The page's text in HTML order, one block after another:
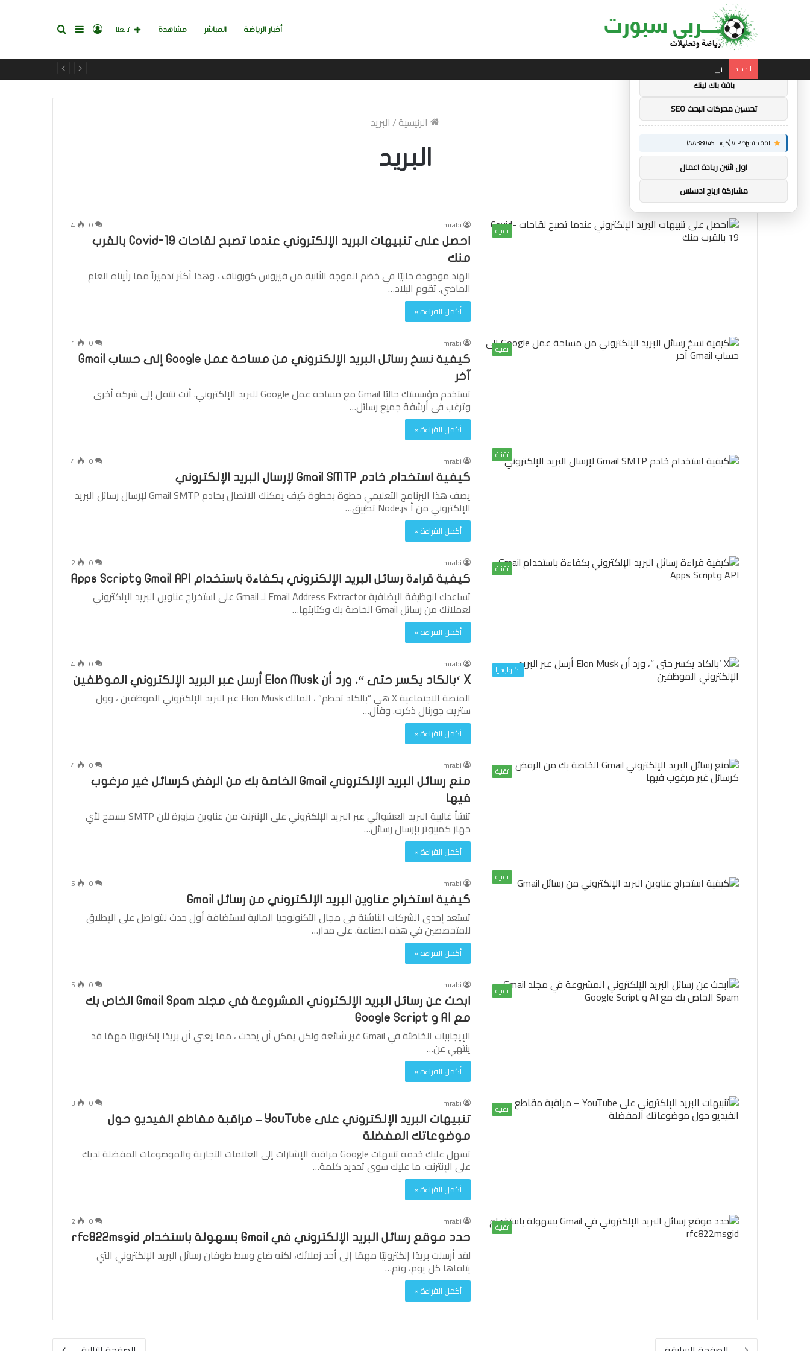
أخبار الرياضة المباشر مشاهدة بحثإضافةتسجيل تابعنا
الجديد ساندرو تونالي: أقنعه مدرب توتنهام روبرتو دي زيربي بسرعة بالتوقيع
الرئيسية/البريد
البريد
تقنية mrabi
0
4
احصل على تنبيهات البريد الإلكتروني عندما تصبح لقاحات Covid-19 بالقرب
منك
الهند موجودة حاليًا في خضم الموجة الثانية من فيروس كوروناف ، وهذا أكثر تدميراً مما رأيناه العام
الماضي. تقوم البلاد…
أكمل القراءة »
تقنية mrabi
0
1
كيفية نسخ رسائل البريد الإلكتروني من مساحة عمل Google إلى حساب Gmail
آخر
تستخدم مؤسستك حاليًا Gmail مع مساحة عمل Google للبريد الإلكتروني. أنت تنتقل إلى شركة أخرى
وترغب في أرشفة جميع رسائل…
أكمل القراءة »
تقنية mrabi
0
4
كيفية استخدام خادم Gmail SMTP لإرسال البريد الإلكتروني
يصف هذا البرنامج التعليمي خطوة بخطوة كيف يمكنك الاتصال بخادم Gmail SMTP لإرسال رسائل البريد
الإلكتروني من أ Node.js تطبيق…
أكمل القراءة »
تقنية mrabi
0
2
كيفية قراءة رسائل البريد الإلكتروني بكفاءة باستخدام Gmail API وApps Script
تساعدك الوظيفة الإضافية Email Address Extractor لـ Gmail على استخراج عناوين البريد الإلكتروني
لعملائك من رسائل Gmail الخاصة بك وكتابتها…
أكمل القراءة »
تكنولوجيا mrabi
0
4
X ‘بالكاد يكسر حتى “، ورد أن Elon Musk أرسل عبر البريد الإلكتروني الموظفين
المنصة الاجتماعية X هي “بالكاد تحطم” ، المالك Elon Musk عبر البريد الإلكتروني الموظفين ، وول
ستريت جورنال ذكرت. وقال…
أكمل القراءة »
تقنية mrabi
0
4
منع رسائل البريد الإلكتروني Gmail الخاصة بك من الرفض كرسائل غير مرغوب
فيها
تنشأ غالبية البريد العشوائي عبر البريد الإلكتروني على الإنترنت من عناوين مزورة لأن SMTP يسمح لأي
جهاز كمبيوتر بإرسال رسائل…
أكمل القراءة »
تقنية mrabi
0
5
كيفية استخراج عناوين البريد الإلكتروني من رسائل Gmail
تستعد إحدى الشركات الناشئة في مجال التكنولوجيا المالية لاستضافة أول حدث للتواصل على الإطلاق
للمتخصصين في هذه الصناعة. على مدار…
أكمل القراءة »
تقنية mrabi
0
5
ابحث عن رسائل البريد الإلكتروني المشروعة في مجلد Gmail Spam الخاص بك
مع AI و Google Script
الإيجابيات الخاطئة في Gmail غير شائعة ولكن يمكن أن يحدث ، مما يعني أن بريدًا إلكترونيًا مهمًا قد
ينتهي عن…
أكمل القراءة »
تقنية mrabi
0
3
تنبيهات البريد الإلكتروني على YouTube – مراقبة مقاطع الفيديو حول
موضوعاتك المفضلة
تسهل عليك خدمة تنبيهات Google مراقبة الإشارات إلى العلامات التجارية والموضوعات المفضلة لديك
على الإنترنت. ما عليك سوى تحديد كلمة…
أكمل القراءة »
تقنية mrabi
0
2
حدد موقع رسائل البريد الإلكتروني في Gmail بسهولة باستخدام rfc822msgid
لقد أرسلت بريدًا إلكترونيًا مهمًا إلى أحد زملائك، لكنه ضاع وسط طوفان رسائل البريد الإلكتروني التي
يتلقاها كل يوم، وتم…
أكمل القراءة »
توصيات : ×
باقة متميزة VIP (كود: AA11138):
باقة باك لينك
تحسين محركات البحث SEO
باقة متميزة VIP (كود: AA38045):
اول اثنين ريادة اعمال
مشاركة ارباح ادسنس